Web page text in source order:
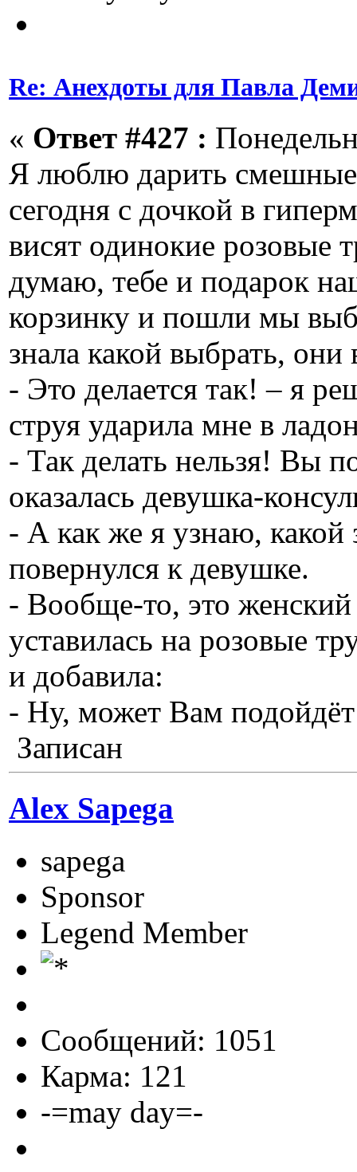
Re: Анехдоты для Павла
« Ответ #427 :
Я люблю дарить
сегодня с дочкой в
висят одинокие розовые
думаю, тебе и подарок
корзинку и пошли мы
знала какой выбрать,
- Это делается так! – я
струя ударила мне в
- Так делать нельзя! Вы
оказалась девушка-
- А как же я узнаю, какой
повернулся к девушке.
- Вообще-то, это женский
уставилась на розовые
и добавила:
- Ну, может Вам
Записан
Alex Sapega
sapega
Sponsor
Legend Member
Сообщений: 1051
Карма: 121
-=may day=-